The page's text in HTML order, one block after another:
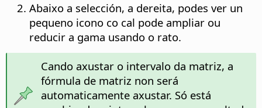
Abaixo a selección, a dereita, podes ver un
pequeno icono co cal pode ampliar ou
reducir a gama usando o rato.
Cando axustar o intervalo da matriz, a
fórmula de matriz non será
automaticamente axustar. Só está